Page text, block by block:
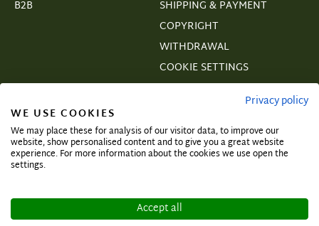
B2B
SHIPPING & PAYMENT
COPYRIGHT
WITHDRAWAL
COOKIE SETTINGS
VERTRAGSWIDERRUF
Subscribe and secure exclusive deals!
Privacy policy
WE USE COOKIES
We may place these for analysis of our visitor data, to improve our
website, show personalised content and to give you a great website
experience. For more information about the cookies we use open the
settings.
Accept all